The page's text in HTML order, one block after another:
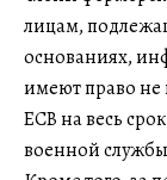
лицам,
основаниях,
имеют право не
ЕСВ на весь
военной